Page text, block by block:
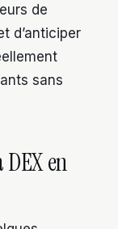
de
d’anticiper
sans
en